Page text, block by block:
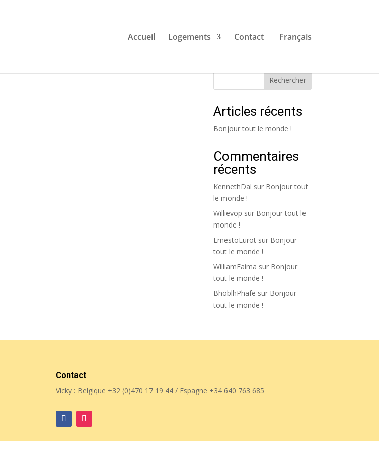
Accueil Logements Contact Français
Rechercher
Articles récents
Bonjour tout le monde !
Commentaires
récents
KennethDal sur Bonjour tout
le monde !
Willievop sur Bonjour tout le
monde !
ErnestoEurot sur Bonjour
tout le monde !
WilliamFaima sur Bonjour
tout le monde !
BhoblhPhafe sur Bonjour
tout le monde !
Contact
Vicky : Belgique +32 (0)470 17 19 44 / Espagne +34 640 763 685